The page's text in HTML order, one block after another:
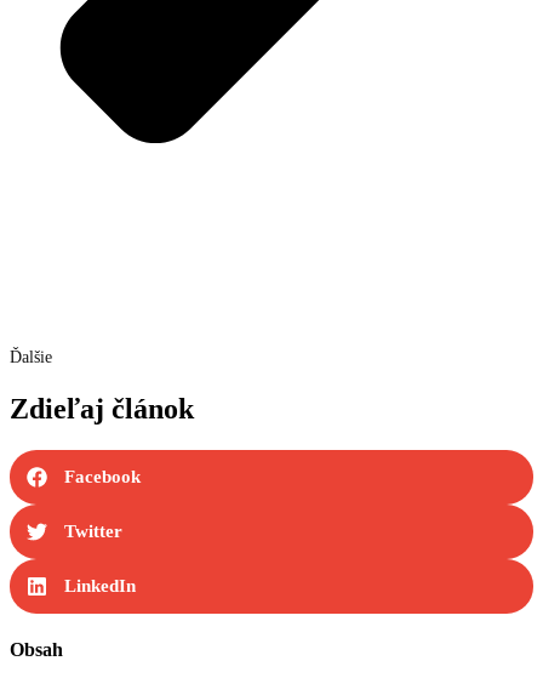
Ďalšie
Zdieľaj článok
Facebook
Twitter
LinkedIn
Obsah